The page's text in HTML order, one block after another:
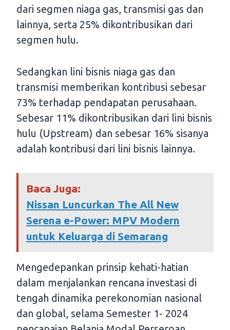
dari segmen niaga gas, transmisi gas dan
lainnya, serta 25% dikontribusikan dari
segmen hulu.
Sedangkan lini bisnis niaga gas dan
transmisi memberikan kontribusi sebesar
73% terhadap pendapatan perusahaan.
Sebesar 11% dikontribusikan dari lini bisnis
hulu (Upstream) dan sebesar 16% sisanya
adalah kontribusi dari lini bisnis lainnya.
Baca Juga:
Nissan Luncurkan The All New
Serena e-Power: MPV Modern
untuk Keluarga di Semarang
Mengedepankan prinsip kehati-hatian
dalam menjalankan rencana investasi di
tengah dinamika perekonomian nasional
dan global, selama Semester 1- 2024